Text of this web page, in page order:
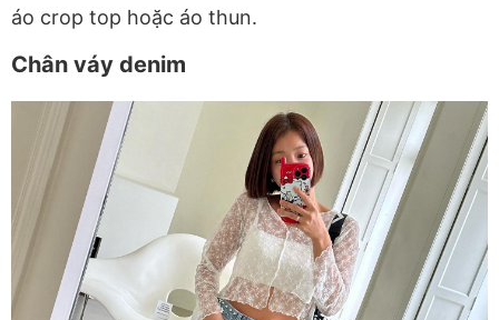
áo crop top hoặc áo thun.
Chân váy denim